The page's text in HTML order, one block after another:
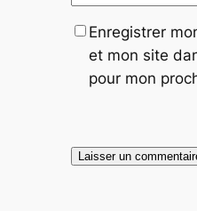
Enregistrer
et mon site
pour mon